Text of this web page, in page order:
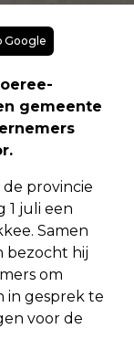
Google
gemeente
provincie
1 juli een
Samen
bezocht hij
om
in gesprek te
voor de